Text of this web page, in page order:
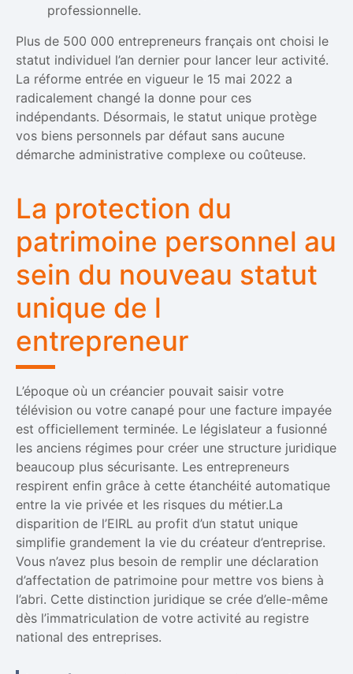
professionnelle.
Plus de 500 000 entrepreneurs français ont choisi le
statut individuel l’an dernier pour lancer leur activité.
La réforme entrée en vigueur le 15 mai 2022 a
radicalement changé la donne pour ces
indépendants. Désormais, le statut unique protège
vos biens personnels par défaut sans aucune
démarche administrative complexe ou coûteuse.
La protection du
patrimoine personnel au
sein du nouveau statut
unique de l
entrepreneur
L’époque où un créancier pouvait saisir votre
télévision ou votre canapé pour une facture impayée
est officiellement terminée. Le législateur a fusionné
les anciens régimes pour créer une structure juridique
beaucoup plus sécurisante. Les entrepreneurs
respirent enfin grâce à cette étanchéité automatique
entre la vie privée et les risques du métier.La
disparition de l’EIRL au profit d’un statut unique
simplifie grandement la vie du créateur d’entreprise.
Vous n’avez plus besoin de remplir une déclaration
d’affectation de patrimoine pour mettre vos biens à
l’abri. Cette distinction juridique se crée d’elle-même
dès l’immatriculation de votre activité au registre
national des entreprises.